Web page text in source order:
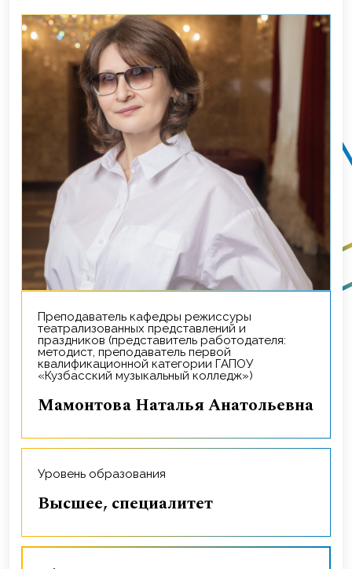
Преподаватель кафедры режиссуры
театрализованных представлений и
праздников (представитель работодателя:
методист, преподаватель первой
квалификационной категории ГАПОУ
«Кузбасский музыкальный колледж»)
Мамонтова Наталья Анатольевна
Уровень образования
Высшее, специалитет